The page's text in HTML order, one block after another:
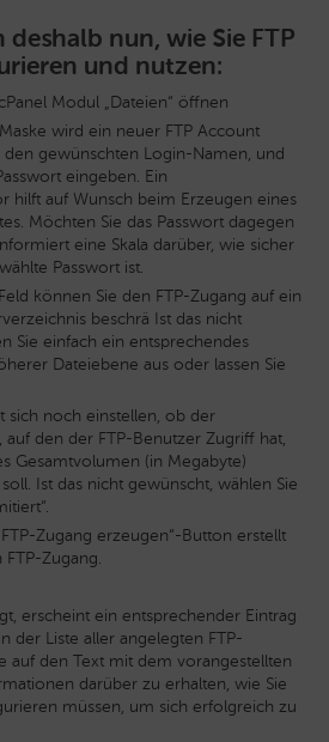
nun, wie Sie FTP
und nutzen:
Modul „Dateien“ öffnen
wird ein neuer FTP Account
den gewünschten Login-Namen, und
eingeben. Ein
hilft auf Wunsch beim Erzeugen eines
Möchten Sie das Passwort dagegen
eine Skala darüber, wie sicher
Passwort ist.
können Sie den FTP-Zugang auf ein
beschrä Ist das nicht
Sie einfach ein entsprechendes
Dateiebene aus oder lassen Sie
sich noch einstellen, ob der
auf den der FTP-Benutzer Zugriff hat,
Gesamtvolumen (in Megabyte)
Ist das nicht gewünscht, wählen Sie
Zugang erzeugen“-Button erstellt
Zugang.
erscheint ein entsprechender Eintrag
der Liste aller angelegten FTP-
auf den Text mit dem vorangestellten
darüber zu erhalten, wie Sie
müssen, um sich erfolgreich zu